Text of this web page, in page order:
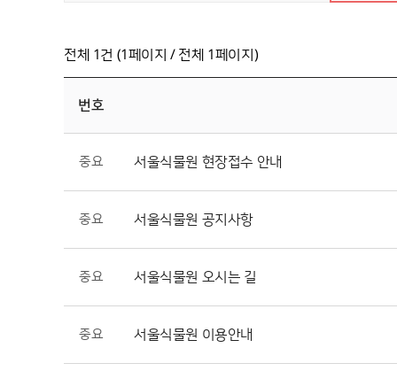
전체 1건 (1페이지 / 전체 1페이지)
번호
중요 서울식물원 현장접수 안내
중요 서울식물원 공지사항
중요 서울식물원 오시는 길
중요 서울식물원 이용안내